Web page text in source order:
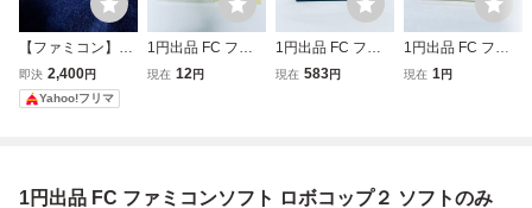
【ファミコン】ロ
ボコップ ソフトの
み FC
即決 2,400円
Yahoo!フリマ
1円出品 FC ファ
ミコン マッハライ
現在 12円
1円出品 FC ファ
ミコンソフト バト
現在 583円
1円出品 FC ファ
ミコンソフト ファ
現在 1円
1円出品 FC ファミコンソフト ロボコップ２ ソフトのみ